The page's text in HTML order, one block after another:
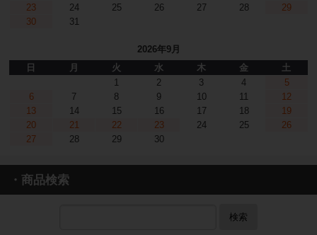
23
24 25 26 27 28
29
30
31
2026年9月
日
月 火 水 木 金
土
1
2 3 4
5
6
7 8 9 10 11
12
13
14 15 16 17 18
19
20
21 22 23 24 25
26
27
28 29 30
・商品検索
検索